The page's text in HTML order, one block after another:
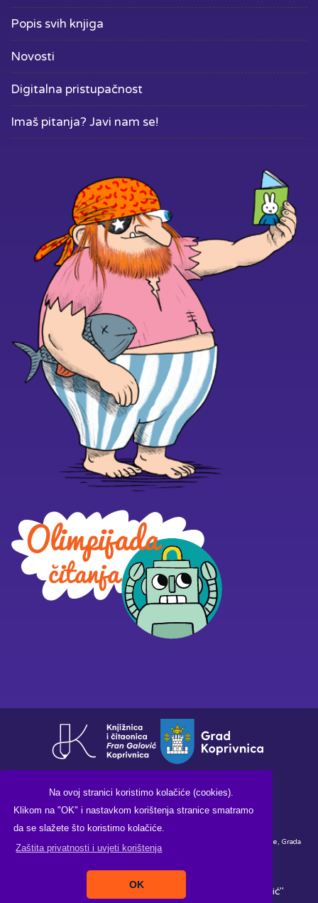
Na ovoj stranici koristimo kolačiće (cookies).
Klikom na "OK" i nastavkom korištenja stranice smatramo
da se slažete što koristimo kolačiće.
Zaštita privatnosti i uvjeti korištenja
OK
Popis svih knjiga
Novosti
Digitalna pristupačnost
Imaš pitanja? Javi nam se!
Financirano sredstvima Ministarstva kulture i medija Republike Hrvatske, Grada
Copyright ©2026. Knjižnica i čitaonica "Fran Galović"